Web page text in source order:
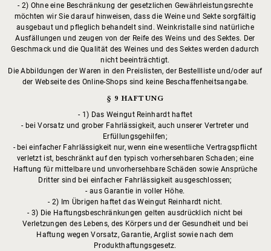
2) Ohne eine Beschränkung der gesetzlichen Gewährleistungsrechte
möchten wir Sie darauf hinweisen, dass die Weine und Sekte sorgfältig
ausgebaut und pfleglich behandelt sind. Weinkristalle sind natürliche
Ausfällungen und zeugen von der Reife des Weins und des Sektes. Der
Geschmack und die Qualität des Weines und des Sektes werden dadurch
nicht beeinträchtigt.
Die Abbildungen der Waren in den Preislisten, der Bestellliste und/oder auf
der Webseite des Online-Shops sind keine Beschaffenheitsangabe.
§ 9 HAFTUNG
1) Das Weingut Reinhardt haftet
bei Vorsatz und grober Fahrlässigkeit, auch unserer Vertreter und
Erfüllungsgehilfen;
bei einfacher Fahrlässigkeit nur, wenn eine wesentliche Vertragspflicht
verletzt ist, beschränkt auf den typisch vorhersehbaren Schaden; eine
Haftung für mittelbare und unvorhersehbare Schäden sowie Ansprüche
Dritter sind bei einfacher Fahrlässigkeit ausgeschlossen;
aus Garantie in voller Höhe.
2) Im Übrigen haftet das Weingut Reinhardt nicht.
3) Die Haftungsbeschränkungen gelten ausdrücklich nicht bei
Verletzungen des Lebens, des Körpers und der Gesundheit und bei
Haftung wegen Vorsatz, Garantie, Arglist sowie nach dem
Produkthaftungsgesetz.